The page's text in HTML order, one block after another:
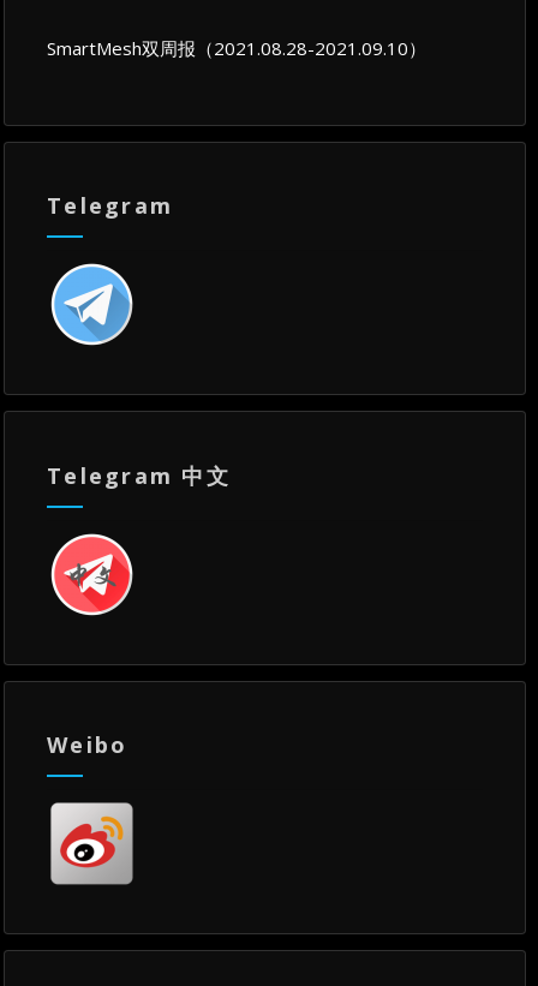
SmartMesh双周报（2021.08.28-2021.09.10）
Telegram
Telegram 中文
Weibo